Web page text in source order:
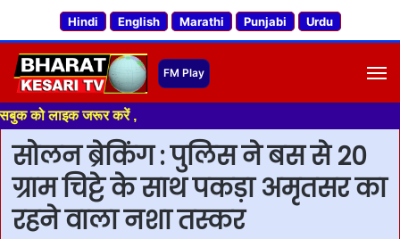
Hindi English Marathi Punjabi Urdu
जरूर करें ,
सोलन ब्रेकिंग : पुलिस ने बस से 20
ग्राम चिट्टे के साथ पकड़ा अमृतसर का
रहने वाला नशा तस्कर